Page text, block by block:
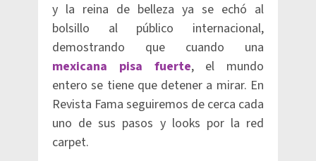
y la reina de belleza ya se echó al
bolsillo al público internacional,
demostrando que cuando una
mexicana pisa fuerte, el mundo
entero se tiene que detener a mirar. En
Revista Fama seguiremos de cerca cada
uno de sus pasos y looks por la red
carpet.